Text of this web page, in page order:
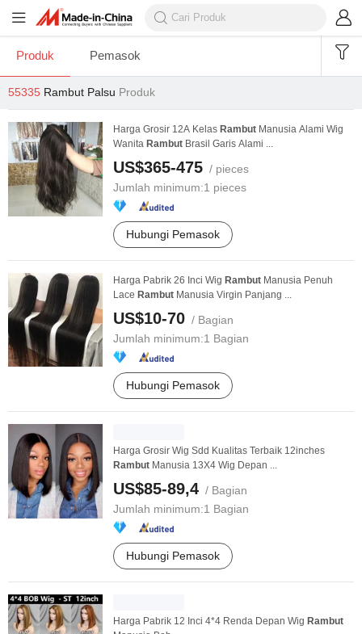
Produk Pemasok
55335 Rambut Palsu Produk
Harga Grosir 12A Kelas Rambut Manusia Alami Wig
Wanita Rambut Brasil Garis Alami ...
US$365-475 / pieces
Jumlah minimum:1 pieces
Hubungi Pemasok
Harga Pabrik 26 Inci Wig Rambut Manusia Penuh
Lace Rambut Manusia Virgin Panjang ...
US$10-70 / Bagian
Jumlah minimum:1 Bagian
Hubungi Pemasok
Harga Grosir Wig Sdd Kualitas Terbaik 12inches
Rambut Manusia 13X4 Wig Depan ...
US$85-89,4 / Bagian
Jumlah minimum:1 Bagian
Hubungi Pemasok
Harga Pabrik 12 Inci 4*4 Renda Depan Wig Rambut